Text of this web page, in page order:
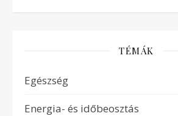
TÉMÁK
Egészség
Energia- és időbeosztás